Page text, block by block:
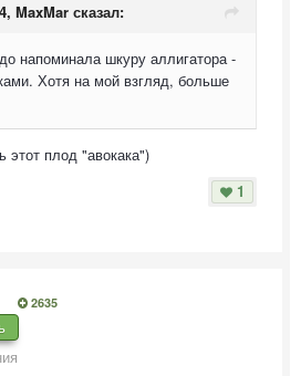
MaxMar сказал:
напоминала шкуру аллигатора -
Хотя на мой взгляд, больше
этот плод "авокака")
1
2635